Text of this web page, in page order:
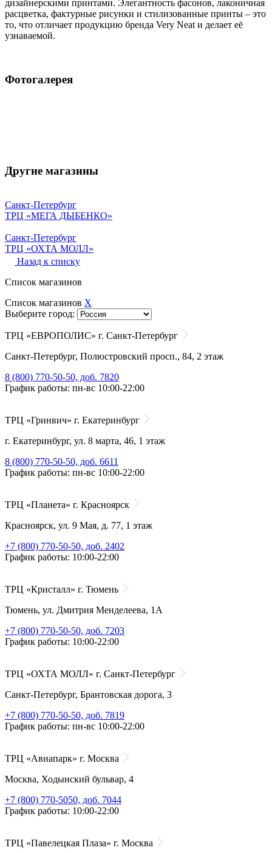
дизайнерскими принтами. Элегантность фасонов, лаконичная
расцветка, фактурные рисунки и стилизованные принты – это
то, что отличает продукцию бренда Very Neat и делает её
узнаваемой.
Фотогалерея
Другие магазины
Санкт-Петербург
ТРЦ «МЕГА ДЫБЕНКО»
Санкт-Петербург
ТРЦ «ОХТА МОЛЛ»
Назад к списку
Список магазинов
Список магазинов X
Выберите город:
ТРЦ «ЕВРОПОЛИС» г. Санкт-Петербург
Санкт-Петербург, Полюстровский просп., 84, 2 этаж
8 (800) 770-50-50, доб. 7820
График работы: пн-вс 10:00-22:00
ТРЦ «Гринвич» г. Екатеринбург
г. Екатеринбург, ул. 8 марта, 46, 1 этаж
8 (800) 770-50-50, доб. 6611
График работы: пн-вс 10:00-22:00
ТРЦ «Планета» г. Красноярск
Красноярск, ул. 9 Мая, д. 77, 1 этаж
+7 (800) 770-50-50, доб. 2402
График работы: 10:00-22:00
ТРЦ «Кристалл» г. Тюмень
Тюмень, ул. Дмитрия Менделеева, 1А
+7 (800) 770-50-50, доб. 7203
График работы: 10:00-22:00
ТРЦ «ОХТА МОЛЛ» г. Санкт-Петербург
Санкт-Петербург, Брантовская дорога, 3
+7 (800) 770-50-50, доб. 7819
График работы: пн-вс 10:00-22:00
ТРЦ «Авиапарк» г. Москва
Москва, Ходынский бульвар, 4
+7 (800) 770-5050, доб. 7044
График работы: 10:00-22:00
ТРЦ «Павелецкая Плаза» г. Москва